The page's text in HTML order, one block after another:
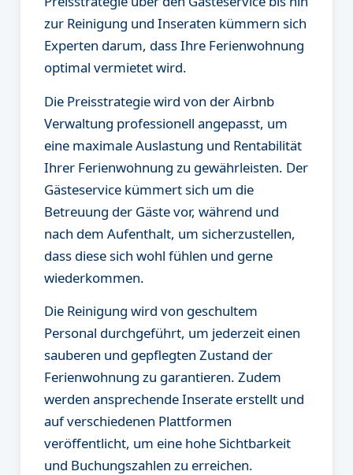
zur Reinigung und Inseraten kümmern sich
Experten darum, dass Ihre Ferienwohnung
optimal vermietet wird.
Die Preisstrategie wird von der Airbnb
Verwaltung professionell angepasst, um
eine maximale Auslastung und Rentabilität
Ihrer Ferienwohnung zu gewährleisten. Der
Gästeservice kümmert sich um die
Betreuung der Gäste vor, während und
nach dem Aufenthalt, um sicherzustellen,
dass diese sich wohl fühlen und gerne
wiederkommen.
Die Reinigung wird von geschultem
Personal durchgeführt, um jederzeit einen
sauberen und gepflegten Zustand der
Ferienwohnung zu garantieren. Zudem
werden ansprechende Inserate erstellt und
auf verschiedenen Plattformen
veröffentlicht, um eine hohe Sichtbarkeit
und Buchungszahlen zu erreichen.